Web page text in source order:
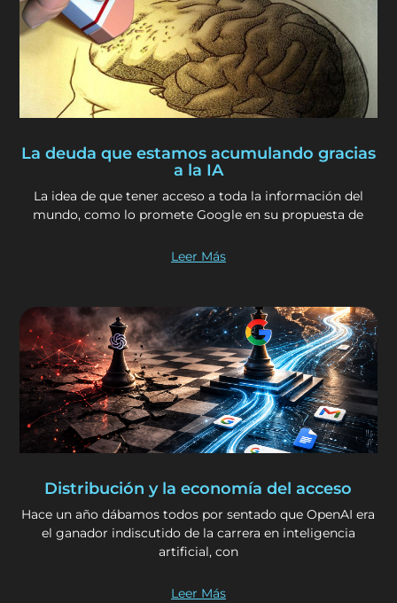
La deuda que estamos acumulando gracias
a la IA
La idea de que tener acceso a toda la información del
mundo, como lo promete Google en su propuesta de
Leer Más
Distribución y la economía del acceso
Hace un año dábamos todos por sentado que OpenAI era
el ganador indiscutido de la carrera en inteligencia
artificial, con
Leer Más